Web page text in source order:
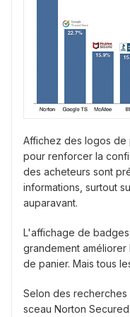
Affichez des logos de
pour renforcer la
des acheteurs sont
informations, surtout
auparavant.
L'affichage de
grandement
de panier. Mais tous
Selon des recherches
sceau Norton